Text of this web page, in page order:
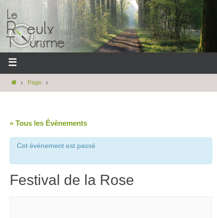
Page
« Tous les Évènements
Cet évènement est passé
Festival de la Rose